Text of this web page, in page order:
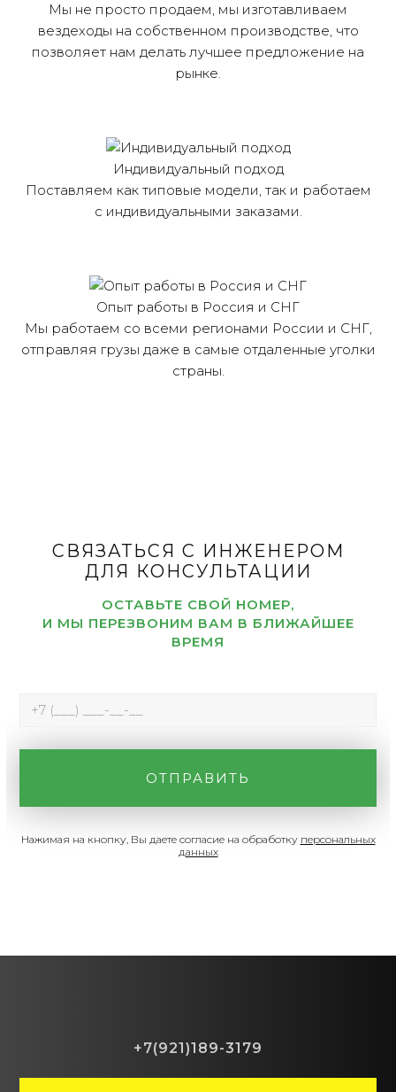
Мы не просто продаем, мы изготавливаем
вездеходы на собственном производстве, что
позволяет нам делать лучшее предложение на
рынке.
Индивидуальный подход
Поставляем как типовые модели, так и работаем
с индивидуальными заказами.
Опыт работы в Россия и СНГ
Мы работаем со всеми регионами России и СНГ,
отправляя грузы даже в самые отдаленные уголки
страны.
СВЯЗАТЬСЯ С ИНЖЕНЕРОМ
ДЛЯ КОНСУЛЬТАЦИИ
ОСТАВЬТЕ СВОЙ НОМЕР,
И МЫ ПЕРЕЗВОНИМ ВАМ В БЛИЖАЙШЕЕ
ВРЕМЯ
Нажимая на кнопку, Вы даете согласие на обработку персональных
данных
+7(921)189-3179